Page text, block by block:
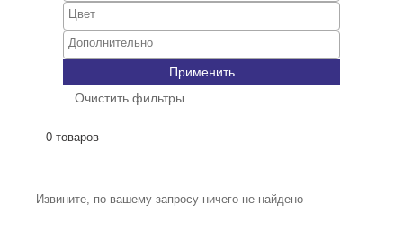
Применить
Очистить фильтры
0 товаров
Извините, по вашему запросу ничего не найдено